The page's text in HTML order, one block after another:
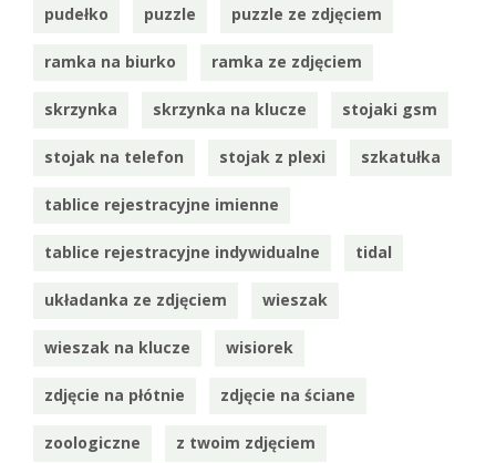
pudełko puzzle puzzle ze zdjęciem
ramka na biurko ramka ze zdjęciem
skrzynka skrzynka na klucze stojaki gsm
stojak na telefon stojak z plexi szkatułka
tablice rejestracyjne imienne
tablice rejestracyjne indywidualne tidal
układanka ze zdjęciem wieszak
wieszak na klucze wisiorek
zdjęcie na płótnie zdjęcie na ściane
zoologiczne z twoim zdjęciem